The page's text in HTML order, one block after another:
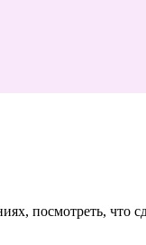
посмотреть, что